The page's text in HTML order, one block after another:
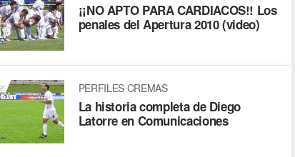
¡¡NO APTO PARA CARDIACOS!! Los
penales del Apertura 2010 (video)
PERFILES CREMAS
La historia completa de Diego
Latorre en Comunicaciones